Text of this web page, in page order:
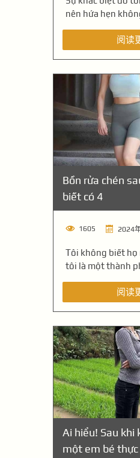
nên hứa hẹn
阅读
Bồn rửa chén
biết có 4
1605 2024
Tôi không biết họ
tôi là một thành
阅读
Ai hiểu! Sau khi
một em bé